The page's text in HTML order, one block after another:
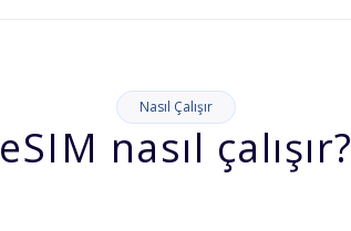
Nasıl Çalışır
eSIM nasıl çalışır?